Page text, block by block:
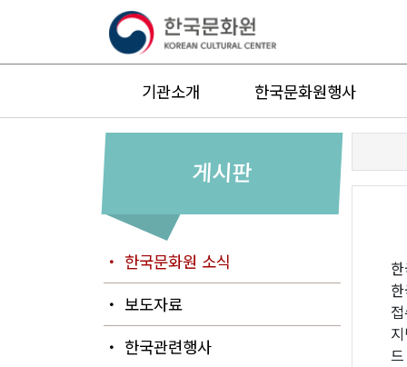
기관소개 한국문화원행사
게시판
・ 한국문화원 소식
・ 보도자료
・ 한국관련행사